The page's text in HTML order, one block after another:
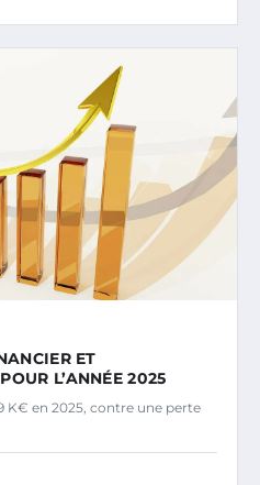
ET
L’ANNÉE 2025
K€ en 2025, contre une perte